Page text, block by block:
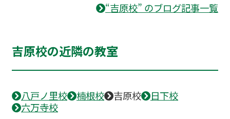
“吉原校” のブログ記事一覧
吉原校の近隣の教室
八戸ノ里校 楠根校 吉原校
日下校
六万寺校